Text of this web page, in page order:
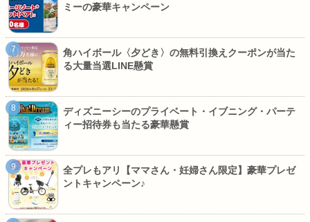
ミーの豪華キャンペーン
角ハイボール〈夕どき〉の無料引換えクーポンが当た
る大量当選LINE懸賞
ディズニーシーのプライベート・イブニング・パーテ
ィー招待券も当たる豪華懸賞
全プレもアリ【ママさん・妊婦さん限定】豪華プレゼ
ントキャンペーン♪